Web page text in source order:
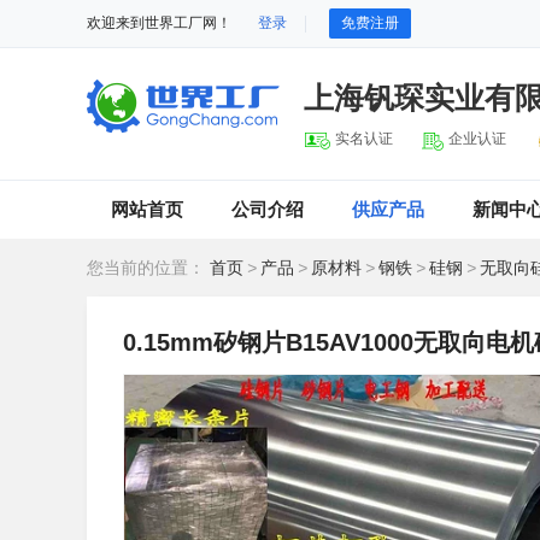
欢迎来到世界工厂网！ 登录 免费注册
上海钒琛实业有
实名认证 企业认证
网站首页 公司介绍 供应产品 新闻中
您当前的位置： 首页 > 产品 > 原材料 >钢铁 >硅钢 >无取向
0.15mm矽钢片B15AV1000无取向电机